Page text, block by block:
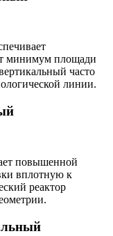
минимум площади
часто
линии.
повышенной
вплотную к
реактор